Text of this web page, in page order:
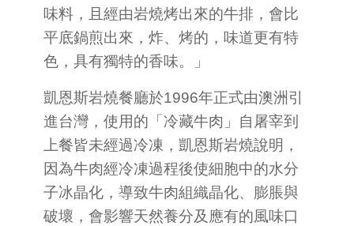
味料，且經由岩燒烤出來的牛排，會比
平底鍋煎出來，炸、烤的，味道更有特
色，具有獨特的香味。」
凱恩斯岩燒餐廳於1996年正式由澳洲引
進台灣，使用的「冷藏牛肉」自屠宰到
上餐皆未經過冷凍，凱恩斯岩燒說明，
因為牛肉經冷凍過程後使細胞中的水分
子冰晶化，導致牛肉組織晶化、膨脹與
破壞，會影響天然養分及應有的風味口